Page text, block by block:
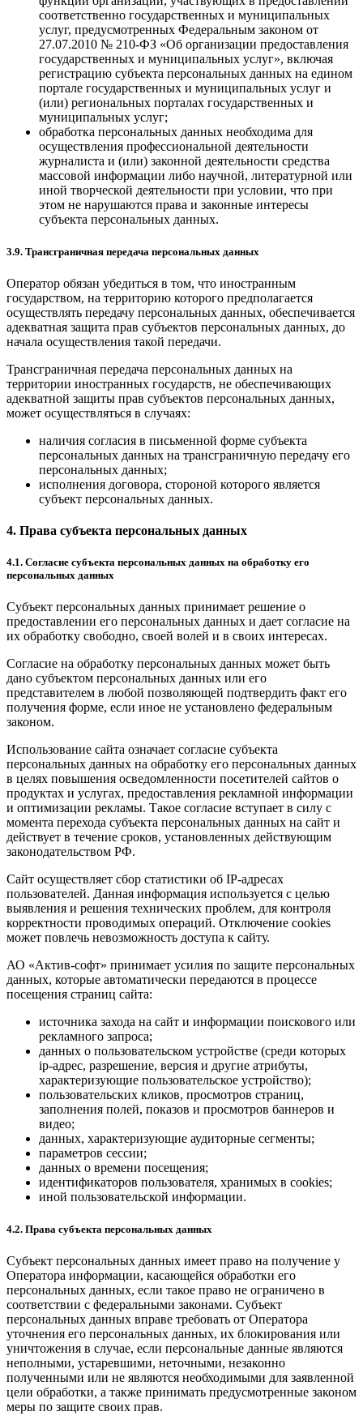
соответственно государственных и муниципальных
услуг, предусмотренных Федеральным законом от
27.07.2010 № 210-ФЗ «Об организации предоставления
государственных и муниципальных услуг», включая
регистрацию субъекта персональных данных на едином
портале государственных и муниципальных услуг и
(или) региональных порталах государственных и
муниципальных услуг;
обработка персональных данных необходима для
осуществления профессиональной деятельности
журналиста и (или) законной деятельности средства
массовой информации либо научной, литературной или
иной творческой деятельности при условии, что при
этом не нарушаются права и законные интересы
субъекта персональных данных.
3.9. Трансграничная передача персональных данных
Оператор обязан убедиться в том, что иностранным
государством, на территорию которого предполагается
осуществлять передачу персональных данных, обеспечивается
адекватная защита прав субъектов персональных данных, до
начала осуществления такой передачи.
Трансграничная передача персональных данных на
территории иностранных государств, не обеспечивающих
адекватной защиты прав субъектов персональных данных,
может осуществляться в случаях:
наличия согласия в письменной форме субъекта
персональных данных на трансграничную передачу его
персональных данных;
исполнения договора, стороной которого является
субъект персональных данных.
4. Права субъекта персональных данных
4.1. Согласие субъекта персональных данных на обработку его
персональных данных
Субъект персональных данных принимает решение о
предоставлении его персональных данных и дает согласие на
их обработку свободно, своей волей и в своих интересах.
Согласие на обработку персональных данных может быть
дано субъектом персональных данных или его
представителем в любой позволяющей подтвердить факт его
получения форме, если иное не установлено федеральным
законом.
Использование сайта означает согласие субъекта
персональных данных на обработку его персональных данных
в целях повышения осведомленности посетителей сайтов о
продуктах и услугах, предоставления рекламной информации
и оптимизации рекламы. Такое согласие вступает в силу с
момента перехода субъекта персональных данных на сайт и
действует в течение сроков, установленных действующим
законодательством РФ.
Сайт осуществляет сбор статистики об IP-адресах
пользователей. Данная информация используется с целью
выявления и решения технических проблем, для контроля
корректности проводимых операций. Отключение cookies
может повлечь невозможность доступа к сайту.
АО «Актив-софт» принимает усилия по защите персональных
данных, которые автоматически передаются в процессе
посещения страниц сайта:
источника захода на сайт и информации поискового или
рекламного запроса;
данных о пользовательском устройстве (среди которых
ip-адрес, разрешение, версия и другие атрибуты,
характеризующие пользовательское устройство);
пользовательских кликов, просмотров страниц,
заполнения полей, показов и просмотров баннеров и
видео;
данных, характеризующие аудиторные сегменты;
параметров сессии;
данных о времени посещения;
идентификаторов пользователя, хранимых в cookies;
иной пользовательской информации.
4.2. Права субъекта персональных данных
Субъект персональных данных имеет право на получение у
Оператора информации, касающейся обработки его
персональных данных, если такое право не ограничено в
соответствии с федеральными законами. Субъект
персональных данных вправе требовать от Оператора
уточнения его персональных данных, их блокирования или
уничтожения в случае, если персональные данные являются
неполными, устаревшими, неточными, незаконно
полученными или не являются необходимыми для заявленной
цели обработки, а также принимать предусмотренные законом
меры по защите своих прав.